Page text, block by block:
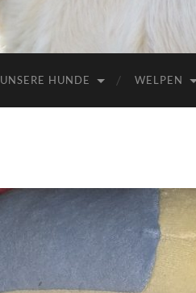
UNSERE HUNDE WELPEN